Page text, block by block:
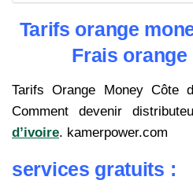
Tarifs orange
Frais
Tarifs Orange Money Côte
Comment devenir
d’ivoire. kamerpower.com
services gratuits :